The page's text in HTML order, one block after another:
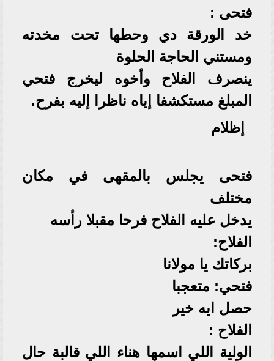
فتحى :
خد الورقة دي وحطها تحت مخدته
ومستني الحاجة الحلوة
ينصرف الفلاح وأخوه ليخرج فتحي
المبلغ مستكشفا إياه ناظرا إليه بفرح.
إظلام
فتحى يجلس بالمقهى في مكان
مختلف
يدخل عليه الفلاح فرحا مقبلا رأسه
الفلاح:
بركاتك يا مولانا
فتحي: متعجبا
حصل ايه خير
الفلاح :
الولية اللي اسمها هناء اللي قالبة حال